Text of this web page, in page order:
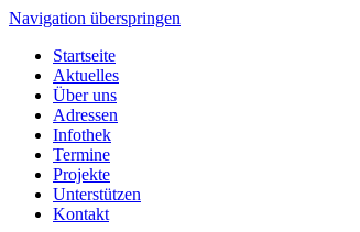
Navigation überspringen
Startseite
Aktuelles
Über uns
Adressen
Infothek
Termine
Projekte
Unterstützen
Kontakt